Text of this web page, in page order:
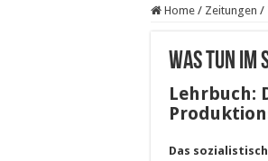
Home / Zeitungen /
Was tun im
Lehrbuch:
Das